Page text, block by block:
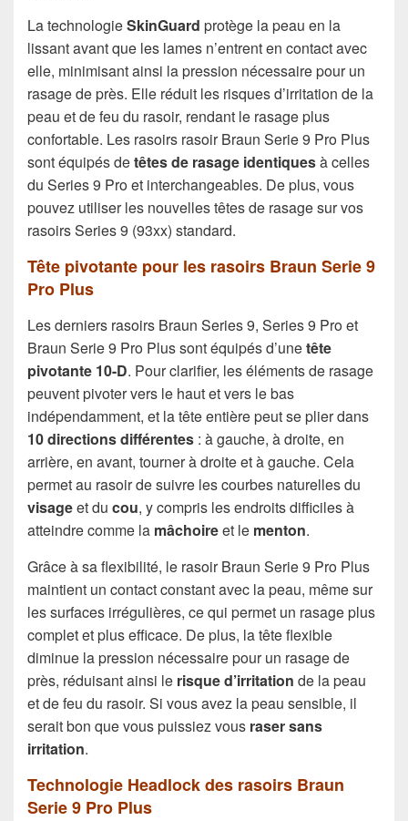
La technologieSkinGuard protège la peau en la
lissant avant que les lames n’entrent en contact avec
elle, minimisant ainsi la pression nécessaire pour un
rasage de près. Elle réduit les risques d’irritation de la
peau et de feu du rasoir, rendant le rasage plus
confortable. Les rasoirs rasoir Braun Serie 9 Pro Plus
sont équipés detêtes de rasage identiquesà celles
du Series 9 Pro et interchangeables. De plus, vous
pouvez utiliser les nouvelles têtes de rasage sur vos
rasoirs Series 9 (93xx) standard.
Tête pivotante pour les rasoirs Braun Serie 9
Pro Plus
Les derniers rasoirs Braun Series 9, Series 9 Pro et
Braun Serie 9 Pro Plus sont équipés d’unetête
pivotante 10-D. Pour clarifier, les éléments de rasage
peuvent pivoter vers le haut et vers le bas
indépendamment, et la tête entière peut se plier dans
10 directions différentes : à gauche, à droite, en
arrière, en avant, tourner à droite et à gauche. Cela
permet au rasoir de suivre les courbes naturelles du
visageet du cou, y compris les endroits difficiles à
atteindre comme la mâchoireet le menton.
Grâce à sa flexibilité, le rasoir Braun Serie 9 Pro Plus
maintient un contact constant avec la peau, même sur
les surfaces irrégulières, ce qui permet un rasage plus
complet et plus efficace. De plus, la tête flexible
diminue la pression nécessaire pour un rasage de
près, réduisant ainsi le risque d’irritation de la peau
et de feu du rasoir. Si vous avez la peau sensible, il
serait bon que vous puissiez vous raser sans
irritation.
Technologie Headlock des rasoirs Braun
Serie 9 Pro Plus